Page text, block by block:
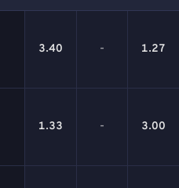
3.40 - 1.27
1.33 - 3.00